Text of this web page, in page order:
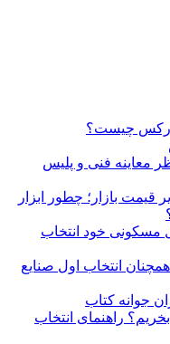
چیست؟
معاینه فنی و پلیس
قیمت بازار؛ چطور ابزار
مسکونی خود انتخاب
چرا محصولات جوشکاری ESAB همچنان انتخاب اول صنایع
جوانه کتاب
راهنمای انتخاب